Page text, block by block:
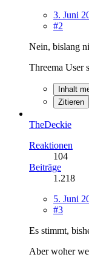
3. Juni
#2
Nein, bislang
Threema User
Inhalt
Zitieren
TheDeckie
Reaktionen
104
Beiträge
1.218
5. Juni
#3
Es stimmt,
Aber woher